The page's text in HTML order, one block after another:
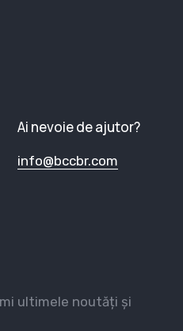
Ai nevoie de ajutor?
info@bccbr.com
ultimele noutăți și